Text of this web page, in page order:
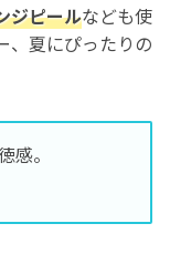
ジピールなども使
、夏にぴったりの
感。